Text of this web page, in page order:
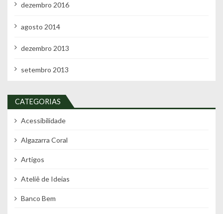
dezembro 2016
agosto 2014
dezembro 2013
setembro 2013
CATEGORIAS
Acessibilidade
Algazarra Coral
Artigos
Ateliê de Ideias
Banco Bem